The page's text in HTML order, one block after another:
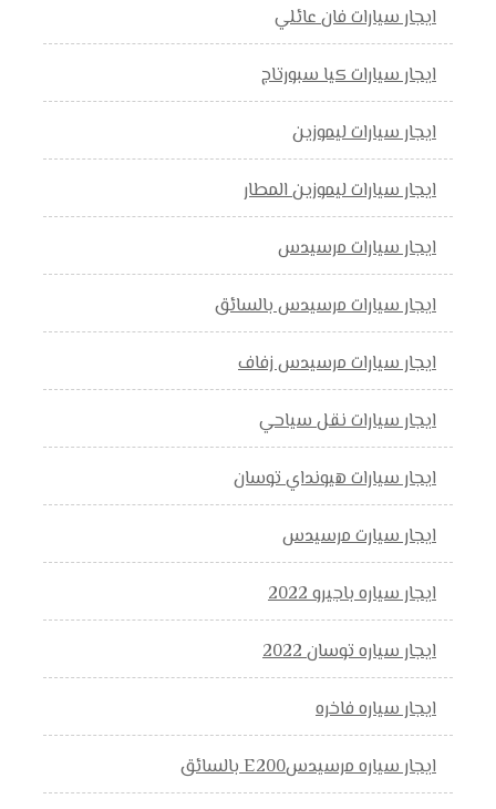
ايجار سيارات فان عائلي
ايجار سيارات كيا سبورتاج
ايجار سيارات ليموزين
ايجار سيارات ليموزين المطار
ايجار سيارات مرسيدس
ايجار سيارات مرسيدس بالسائق
ايجار سيارات مرسيدس زفاف
ايجار سيارات نقل سياحي
ايجار سيارات هيونداي توسان
ايجار سيارت مرسيدس
ايجار سياره باجيرو 2022
ايجار سياره توسان 2022
ايجار سياره فاخره
ايجار سياره مرسيدسE200 بالسائق